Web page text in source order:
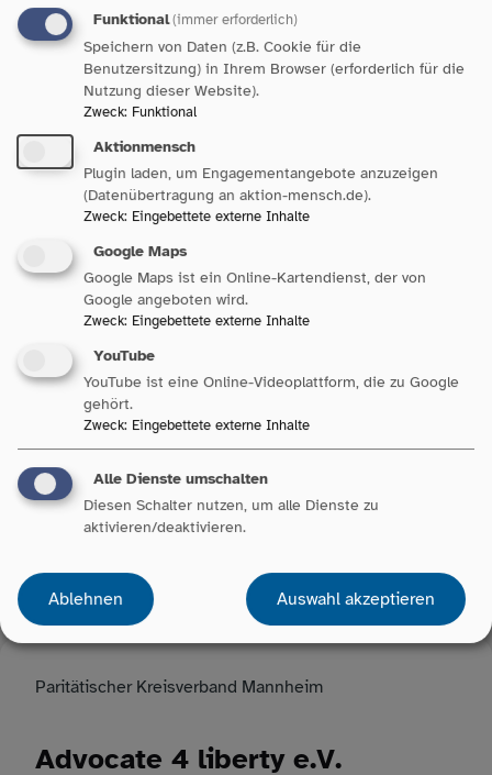
Paritätischer Kreisverband Stuttgart
ABS – Zentrum
selbstbestimmt Leben e.V.
Paritätischer Kreisverband Stuttgart
Advent-Wohlfahrtswerk e.V.
Landesstelle Baden-
Württemberg
Baden-Württemberg
Paritätischer Kreisverband Mannheim
Advocate 4 liberty e.V.
Funktional(immer erforderlich)
Speichern von Daten (z.B. Cookie für die
Benutzersitzung) in Ihrem Browser (erforderlich für die
Nutzung dieser Website).
Zweck: Funktional
Aktionmensch
Plugin laden, um Engagementangebote anzuzeigen
(Datenübertragung an aktion-mensch.de).
Zweck: Eingebettete externe Inhalte
Google Maps
Google Maps ist ein Online-Kartendienst, der von
Google angeboten wird.
Zweck: Eingebettete externe Inhalte
YouTube
YouTube ist eine Online-Videoplattform, die zu Google
gehört.
Zweck: Eingebettete externe Inhalte
Alle Dienste umschalten
Diesen Schalter nutzen, um alle Dienste zu
aktivieren/deaktivieren.
Ablehnen Auswahl akzeptieren